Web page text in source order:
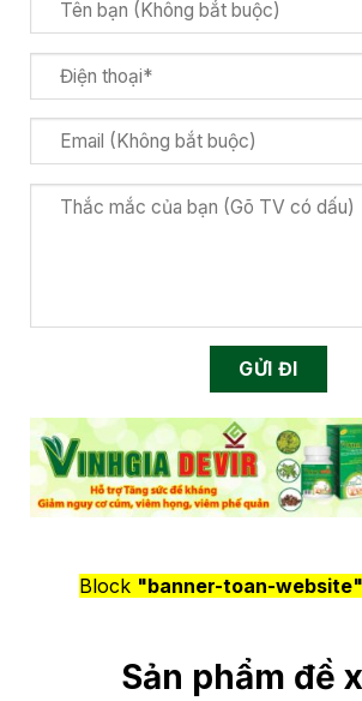
Block "banner-toan-website"
Sản phẩm đề